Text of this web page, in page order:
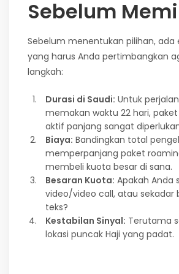
Sebelum
Sebelum menentukan pilihan,
yang harus Anda pertimbangkan
langkah:
Durasi di Saudi: Untuk
memakan waktu 22 hari,
aktif panjang sangat
Biaya: Bandingkan total
memperpanjang paket
membeli kuota besar di sana.
Besaran Kuota: Apakah Anda
video/video call, atau sekadar
teks?
Kestabilan Sinyal: Terutama
lokasi puncak Haji yang padat.